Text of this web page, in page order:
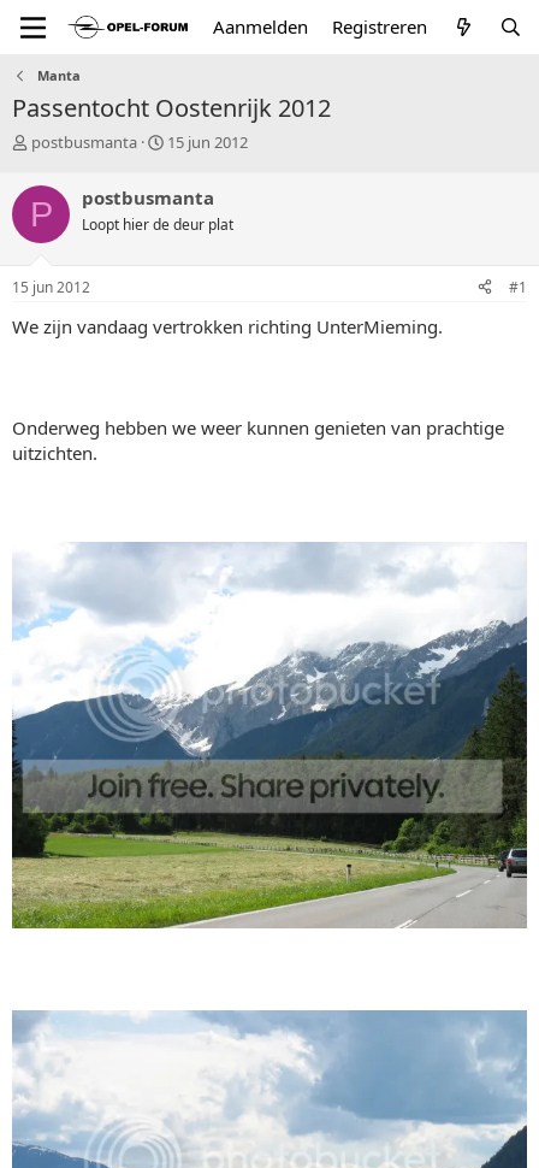
Aanmelden Registreren
Manta
Passentocht Oostenrijk 2012
T
p
i
c
s
a
t
postbusmanta
S
r
t
a
m
15 jun 2012
P postbusmanta
Loopt hier de deur plat
15 jun 2012 #1
We zijn vandaag vertrokken richting UnterMieming.
Onderweg hebben we weer kunnen genieten van prachtige
uitzichten.